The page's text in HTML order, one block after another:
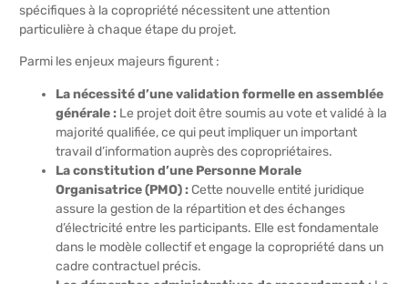
spécifiques à la copropriété nécessitent une attention
particulière à chaque étape du projet.
Parmi les enjeux majeurs figurent :
La nécessité d’une validation formelle en assemblée
générale : Le projet doit être soumis au vote et validé à la
majorité qualifiée, ce qui peut impliquer un important
travail d’information auprès des copropriétaires.
La constitution d’une Personne Morale
Organisatrice (PMO) :Cette nouvelle entité juridique
assure la gestion de la répartition et des échanges
d’électricité entre les participants. Elle est fondamentale
dans le modèle collectif et engage la copropriété dans un
cadre contractuel précis.